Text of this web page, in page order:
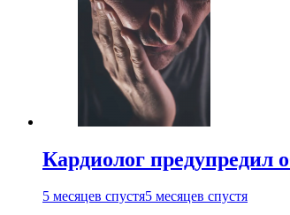
Кардиолог предупредил
5 месяцев спустя5 месяцев спустя